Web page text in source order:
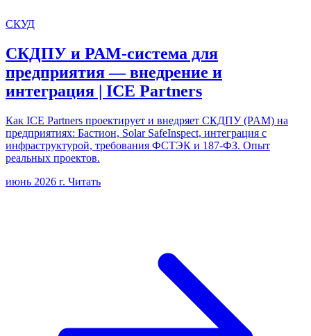
СКУД
СКДПУ и PAM-система для
предприятия — внедрение и
интеграция | ICE Partners
Как ICE Partners проектирует и внедряет СКДПУ (PAM) на
предприятиях: Бастион, Solar SafeInspect, интеграция с
инфраструктурой, требования ФСТЭК и 187-ФЗ. Опыт
реальных проектов.
июнь 2026 г. Читать